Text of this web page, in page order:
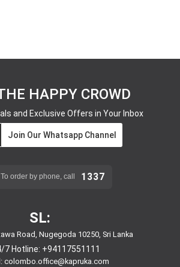
HAPPY CROWD
and Exclusive Offers in Your Inbox
Join Our Whatsapp Channel
To order by phone, call 1337
SL:
Road, Nugegoda 10250, Sri Lanka
7 Hotline: +94117551111
colombo.office@kapruka.com